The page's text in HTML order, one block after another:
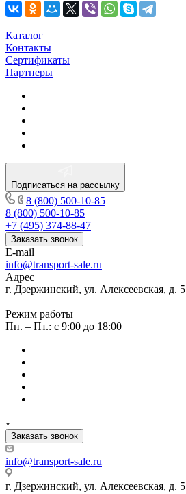
Каталог
Контакты
Сертификаты
Партнеры
Подписаться на рассылку
8 (800) 500-10-85
8 (800) 500-10-85
+7 (495) 374-88-47
Заказать звонок
E-mail
info@transport-sale.ru
Адрес
г. Дзержинский, ул. Алексеевская, д. 5
Режим работы
Пн. – Пт.: с 9:00 до 18:00
Заказать звонок
info@transport-sale.ru
г. Дзержинский, ул. Алексеевская, д. 5